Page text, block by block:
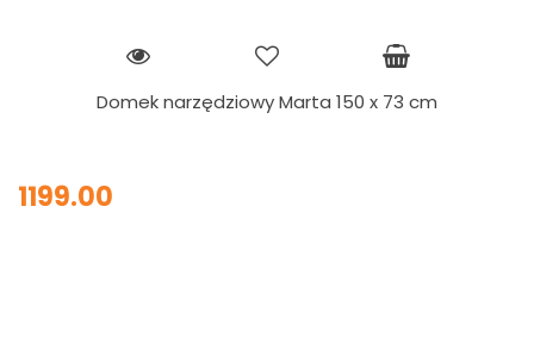
Domek narzędziowy Marta 150 x 73 cm
1199.00